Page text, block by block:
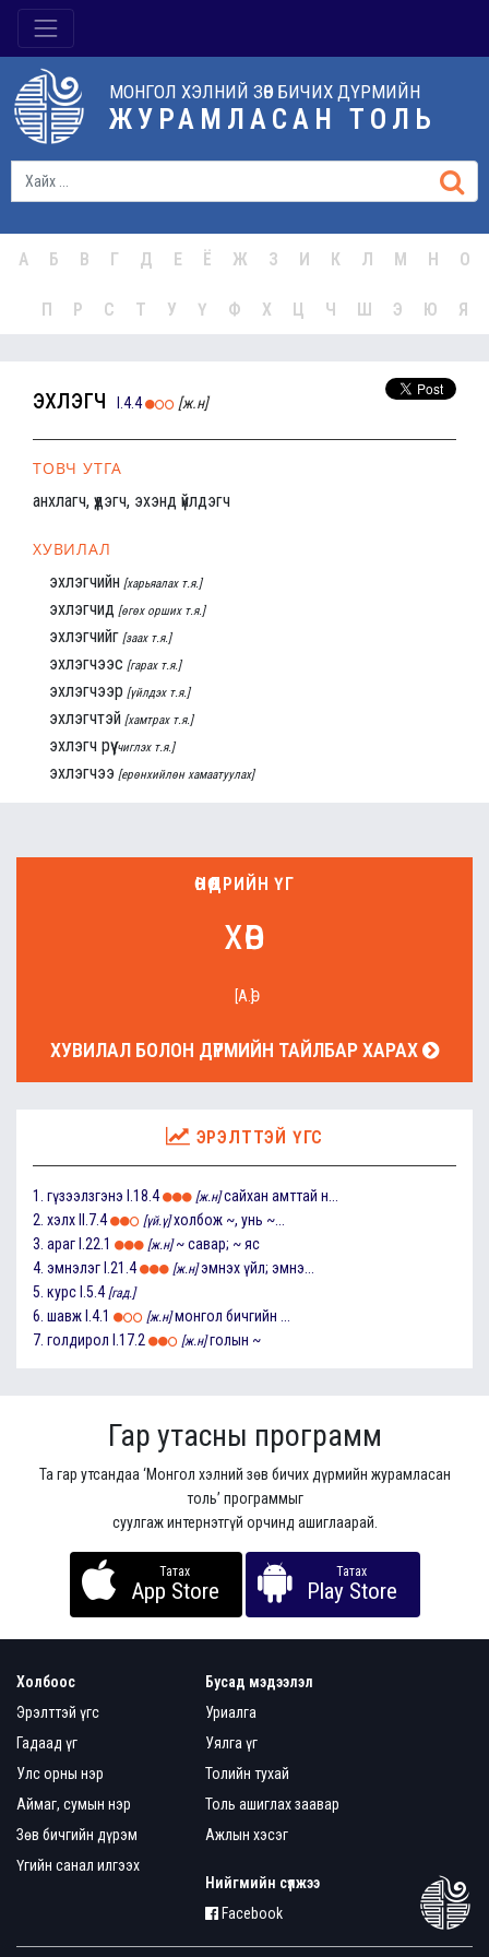
МОНГОЛ ХЭЛНИЙ ЗӨВ БИЧИХ ДҮРМИЙН
ЖУРАМЛАСАН ТОЛЬ
А Б В Г Д Е Ё Ж З И К Л М Н О
П Р С Т У Ү Ф Х Ц Ч Ш Э Ю Я
эхлэгч I.4.4 [ж.н]
ТОВЧ УТГА
анхлагч, үүдэгч, эхэнд үйлдэгч
ХУВИЛАЛ
эхлэгчийн [харьяалах т.я.]
эхлэгчид [өгөх орших т.я.]
эхлэгчийг [заах т.я.]
эхлэгчээс [гарах т.я.]
эхлэгчээр [үйлдэх т.я.]
эхлэгчтэй [хамтрах т.я.]
эхлэгч рүү [чиглэх т.я.]
эхлэгчээ [ерөнхийлөн хамаатуулах]
ӨНӨӨДРИЙН ҮГ
хөв
[А.Ө]
ХУВИЛАЛ БОЛОН ДҮРМИЙН ТАЙЛБАР ХАРАХ
ЭРЭЛТТЭЙ ҮГС
1. гүзээлзгэнэ I.18.4 [ж.н] сайхан амттай н...
2. хэлх II.7.4 [үй.ү] холбож ~, унь ~...
3. араг I.22.1 [ж.н] ~ савар; ~ яс
4. эмнэлэг I.21.4 [ж.н] эмнэх үйл; эмнэ...
5. курс I.5.4 [гад.]
6. шавж I.4.1 [ж.н] монгол бичгийн ...
7. голдирол I.17.2 [ж.н] голын ~
Гар утасны программ
Та гар утсандаа ‘Монгол хэлний зөв бичих дүрмийн журамласан
толь’ программыг
суулгаж интернэтгүй орчинд ашиглаарай.
Татах
App Store
Татах
Play Store
Холбоос
Эрэлттэй үгс
Гадаад үг
Улс орны нэр
Аймаг, сумын нэр
Зөв бичгийн дүрэм
Үгийн санал илгээх
Бусад мэдээлэл
Уриалга
Уялга үг
Толийн тухай
Толь ашиглах заавар
Ажлын хэсэг
Нийгмийн сүлжээ
Facebook